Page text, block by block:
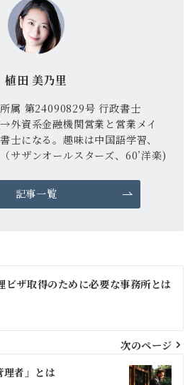
植田 美乃里
属 第24090829号 行政書士
資系金融機関営業と営業メイ
士になる。趣味は中国語学習、
サザンオールスターズ、60’洋楽)
記事一覧
ビザ取得のために必要な事務所とは
次のページ
者」とは